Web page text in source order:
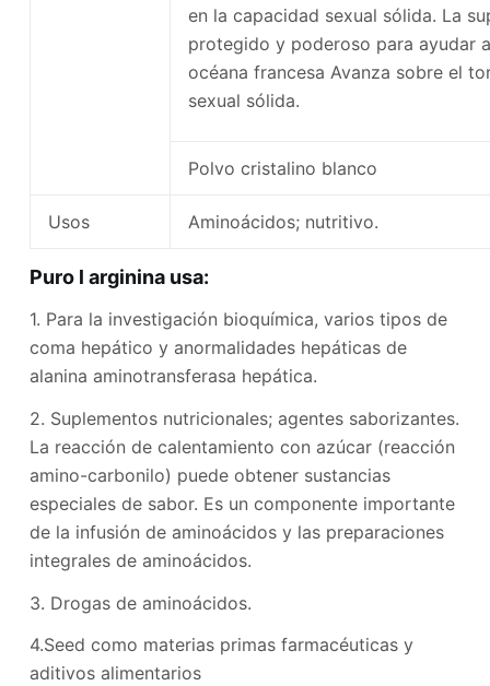
en la capacidad sexual sólida. La
protegido y poderoso para ayudar
océana francesa Avanza sobre el
sexual sólida.
Polvo cristalino blanco
Usos Aminoácidos; nutritivo.
Puro l arginina usa:
1. Para la investigación bioquímica, varios tipos de
coma hepático y anormalidades hepáticas de
alanina aminotransferasa hepática.
2. Suplementos nutricionales; agentes saborizantes.
La reacción de calentamiento con azúcar (reacción
amino-carbonilo) puede obtener sustancias
especiales de sabor. Es un componente importante
de la infusión de aminoácidos y las preparaciones
integrales de aminoácidos.
3. Drogas de aminoácidos.
4.Seed como materias primas farmacéuticas y
aditivos alimentarios